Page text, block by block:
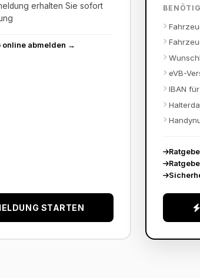
erhalten Sie sofort
online abmelden →
STARTEN
eVB-
IBAN